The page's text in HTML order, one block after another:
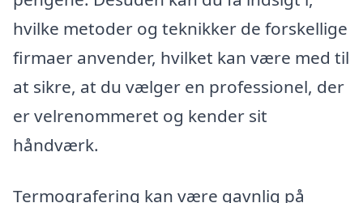
hvilke metoder og teknikker de forskellige
firmaer anvender, hvilket kan være med til
at sikre, at du vælger en professionel, der
er velrenommeret og kender sit
håndværk.
Termografering kan være gavnlig på